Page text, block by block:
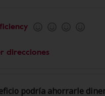
direcciones
podría ahorrarle